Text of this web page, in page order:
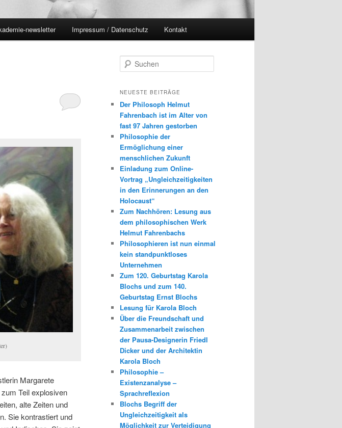
newsletter Impressum / Datenschutz Kontakt
Margarete
Teil explosiven
alte Zeiten und
Sie kontrastiert und
u
h
n
NEUESTE BEITRÄGE
Der Philosoph Helmut
Fahrenbach ist im Alter von
fast 97 Jahren gestorben
Philosophie der
Ermöglichung einer
menschlichen Zukunft
Einladung zum Online-
Vortrag „Ungleichzeitigkeiten
in den Erinnerungen an den
Holocaust“
Zum Nachhören: Lesung aus
dem philosophischen Werk
Helmut Fahrenbachs
Philosophieren ist nun einmal
kein standpunktloses
Unternehmen
Zum 120. Geburtstag Karola
Blochs und zum 140.
Geburtstag Ernst Blochs
Lesung für Karola Bloch
Über die Freundschaft und
Zusammenarbeit zwischen
der Pausa-Designerin Friedl
Dicker und der Architektin
Karola Bloch
Philosophie –
Existenzanalyse –
Sprachreflexion
Blochs Begriff der
Ungleichzeitigkeit als
Möglichkeit zur Verteidigung